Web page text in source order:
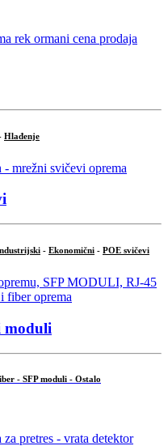
Hlađenje
- Ekonomični - POE svičevi
moduli
- SFP moduli - Ostalo